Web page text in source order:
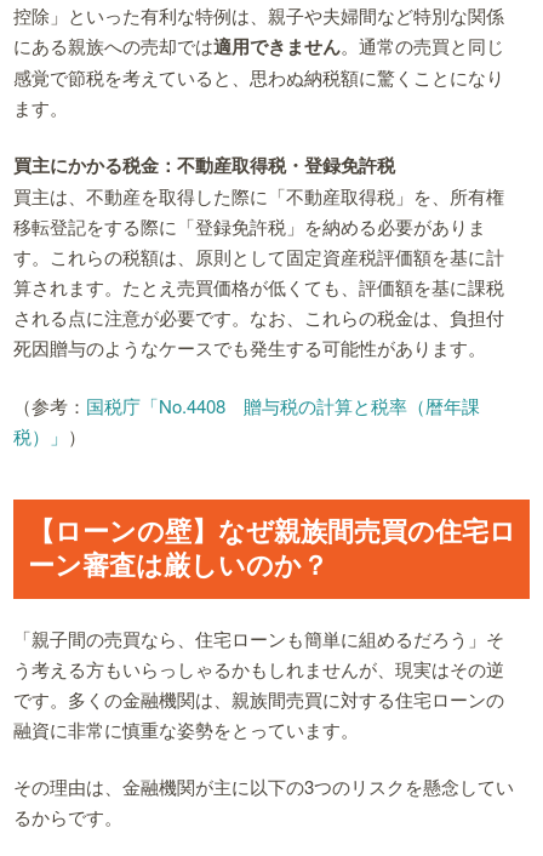
控除」といった有利な特例は、親子や夫婦間など特別な関係
にある親族への売却では適用できません。通常の売買と同じ
感覚で節税を考えていると、思わぬ納税額に驚くことになり
ます。
買主にかかる税金：不動産取得税・登録免許税
買主は、不動産を取得した際に「不動産取得税」を、所有権
移転登記をする際に「登録免許税」を納める必要がありま
す。これらの税額は、原則として固定資産税評価額を基に計
算されます。たとえ売買価格が低くても、評価額を基に課税
される点に注意が必要です。なお、これらの税金は、負担付
死因贈与のようなケースでも発生する可能性があります。
（参考： 国税庁「No.4408 贈与税の計算と税率（暦年課
税）」 ）
【ローンの壁】なぜ親族間売買の住宅ロ
ーン審査は厳しいのか？
「親子間の売買なら、住宅ローンも簡単に組めるだろう」そ
う考える方もいらっしゃるかもしれませんが、現実はその逆
です。多くの金融機関は、親族間売買に対する住宅ローンの
融資に非常に慎重な姿勢をとっています。
その理由は、金融機関が主に以下の3つのリスクを懸念してい
るからです。